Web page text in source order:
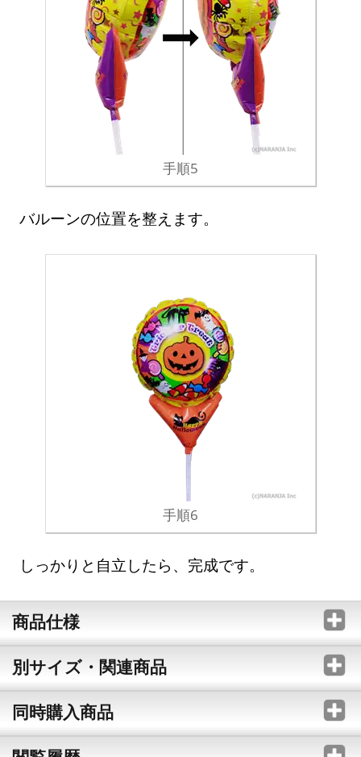
手順5
バルーンの位置を整えます。
手順6
しっかりと自立したら、完成です。
商品仕様
別サイズ・関連商品
同時購入商品